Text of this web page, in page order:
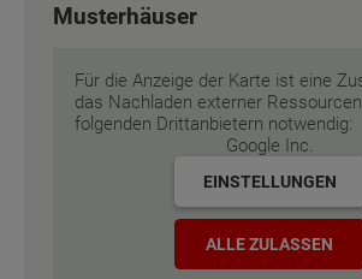
Inklusivausstattung
Inklusivausstattung
Musterhäuser
Für die Anzeige der Karte ist eine
das Nachladen externer
folgenden Drittanbietern notwendig:
Google Inc.
EINSTELLUNGEN
ALLE ZULASSEN